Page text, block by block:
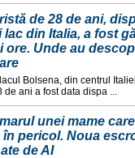
de 28 de ani,
lac din Italia, a fost
ore. Unde au
Bolsena, din centrul
ani a fost data dispa ...
unei mame
în pericol. Noua
de AI